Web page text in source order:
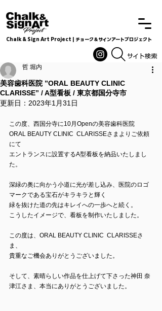
Chalk & Sign Art Project | チョーク＆サインアートプロジェクト
​​​サイト検索
美容歯科医院 ”ORAL BEAUTY CLINIC
CLARISSE” / A型看板 / 東京都国分寺市
哲 堀内
更新日： 2023年1月31日
この度、西国分寺に10月Openの美容歯科医院
ORAL BEAUTY CLINIC  CLARISSEさまよりご依頼
にて
エントランスに設置するA型看板を納品いたしまし
た。
深緑の奥に向かう小道に光が差し込み、医院のロゴ
マークである宝石がキラキラと輝く
緑を抜けた道の先はキレイへの一歩へと続く。
こうしたイメージで、看板を制作いたしました。
この度は、ORAL BEAUTY CLINIC  CLARISSEさ
ま、
貴重なご機会ありがとうございました。
そして、素晴らしい作品を仕上げて下さった神田 奈
津江さま、本当にありがとうございました。